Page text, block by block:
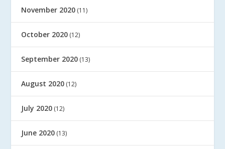
November 2020 (11)
October 2020 (12)
September 2020 (13)
August 2020 (12)
July 2020 (12)
June 2020 (13)